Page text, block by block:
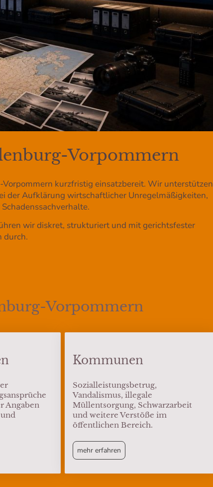
Vorpommern
kurzfristig einsatzbereit. Wir unterstützen
der Aufklärung wirtschaftlicher Unregelmäßigkeiten,
wir diskret, strukturiert und mit gerichtsfester
durch.
Vorpommern
Angaben
Kommunen
Sozialleistungsbetrug,
Vandalismus, illegale
Müllentsorgung, Schwarzarbeit
und weitere Verstöße im
öffentlichen Bereich.
mehr erfahren